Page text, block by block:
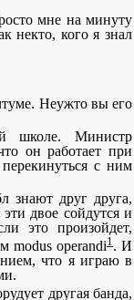
мне на минуту
некто, кого я знал
Неужто вы его
школе. Министр
он работает при
с ним
друг друга,
двое сойдутся и
это произойдет,
modus operandi1. И
что я играю в
другая банда,